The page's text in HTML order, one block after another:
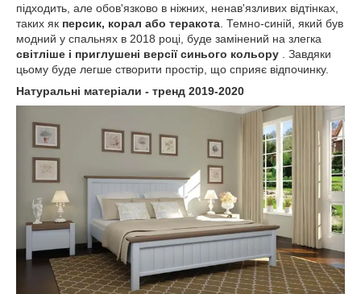
підходить, але обов'язково в ніжних, ненав'язливих відтінках,
таких як персик, корал або теракота . Темно-синій, який був
модний у спальнях в 2018 році, буде замінений на злегка
світліше і приглушені версії синього кольору . Завдяки
цьому буде легше створити простір, що сприяє відпочинку.
Натуральні матеріали - тренд 2019-2020